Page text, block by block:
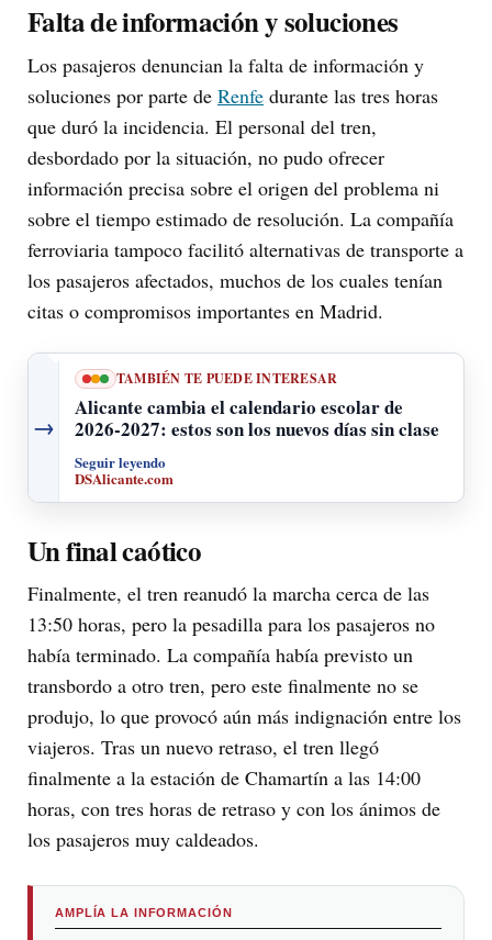
Falta de información y soluciones
Los pasajeros denuncian la falta de información y
soluciones por parte de Renfe durante las tres horas
que duró la incidencia. El personal del tren,
desbordado por la situación, no pudo ofrecer
información precisa sobre el origen del problema ni
sobre el tiempo estimado de resolución. La compañía
ferroviaria tampoco facilitó alternativas de transporte a
los pasajeros afectados, muchos de los cuales tenían
citas o compromisos importantes en Madrid.
→
TAMBIÉN TE PUEDE INTERESAR
Alicante cambia el calendario escolar de
2026-2027: estos son los nuevos días sin clase
Seguir leyendo
DSAlicante.com
Un final caótico
Finalmente, el tren reanudó la marcha cerca de las
13:50 horas, pero la pesadilla para los pasajeros no
había terminado. La compañía había previsto un
transbordo a otro tren, pero este finalmente no se
produjo, lo que provocó aún más indignación entre los
viajeros. Tras un nuevo retraso, el tren llegó
finalmente a la estación de Chamartín a las 14:00
horas, con tres horas de retraso y con los ánimos de
los pasajeros muy caldeados.
AMPLÍA LA INFORMACIÓN